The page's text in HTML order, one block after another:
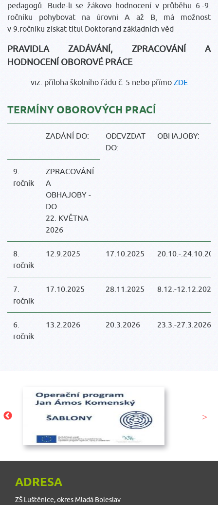
pedagogů. Bude-li se žákovo hodnocení v průběhu 6.-9.
ročníku pohybovat na úrovni A až B, má možnost
v 9.ročníku získat titul Doktorand základních věd
PRAVIDLA ZADÁVÁNÍ, ZPRACOVÁNÍ A
HODNOCENÍ OBOROVÉ PRÁCE
viz. příloha školního řádu č. 5 nebo přímo ZDE
TERMÍNY OBOROVÝCH PRACÍ
ZADÁNÍ DO:
ODEVZDAT
DO:
OBHAJOBY:
9.
ročník
ZPRACOVÁNÍ
A
OBHAJOBY -
DO
22. KVĚTNA
2026
8.
ročník
12.9.2025 17.10.2025 20.10.-
7.
ročník
17.10.2025 28.11.2025 8.12.-12.12.2025
6.
ročník
13.2.2026 20.3.2026 23.3.-27.3.2026
ADRESA
ZŠ Luštěnice, okres Mladá Boleslav